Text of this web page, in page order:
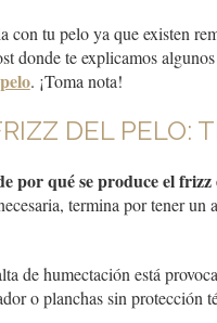
con tu pelo ya que existen
donde te explicamos
. ¡Toma nota!
DEL PELO:
por qué se produce el
termina por tener un
de humectación está
o planchas sin protección